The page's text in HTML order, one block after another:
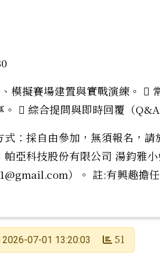
模擬賽場建置與實戰演練。 
。  綜合提問與即時回覆（
式：採自由參加，無須報名，
帕亞科技股份有限公司 湯鈞雅
）。 註:有興趣擔
2026-07-01 13:20:03 51